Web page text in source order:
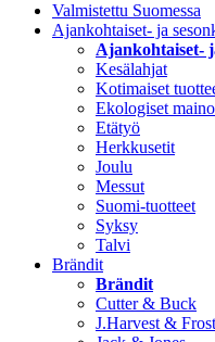
Valmistettu Suomessa
Ajankohtaiset- ja
Ajankohtaiset-
Kesälahjat
Kotimaiset
Ekologiset
Etätyö
Herkkusetit
Joulu
Messut
Suomi-tuotteet
Syksy
Talvi
Brändit
Brändit
Cutter & Buck
J.Harvest & Frost